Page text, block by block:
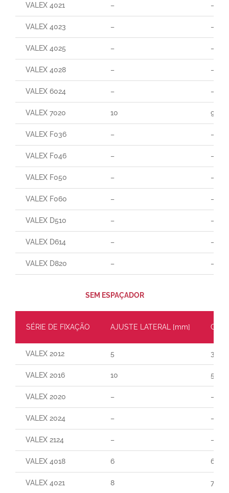
VALEX 4021 – –
VALEX 4023 – –
VALEX 4025 – –
VALEX 4028 – –
VALEX 6024 – –
VALEX 7020 10 90
VALEX F036 – –
VALEX F046 – –
VALEX F050 – –
VALEX F060 – –
VALEX D510 – –
VALEX D614 – –
VALEX D820 – –
SEM ESPAÇADOR
SÉRIE DE FIXAÇÃO AJUSTE LATERAL [mm]
VALEX 2012 5 30
VALEX 2016 10 55
VALEX 2020 – –
VALEX 2024 – –
VALEX 2124 – –
VALEX 4018 6 60
VALEX 4021 8 70